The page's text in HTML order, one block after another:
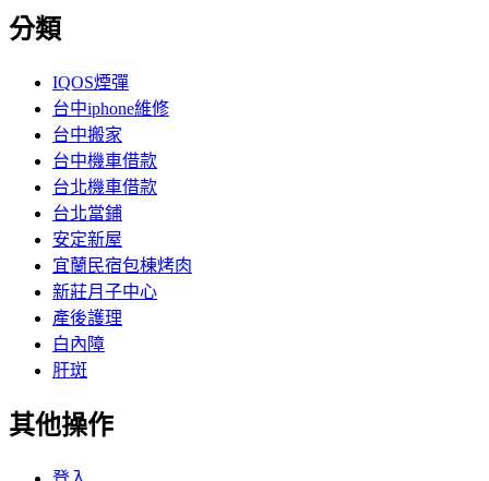
分類
IQOS煙彈
台中iphone維修
台中搬家
台中機車借款
台北機車借款
台北當鋪
安定新屋
宜蘭民宿包棟烤肉
新莊月子中心
產後護理
白內障
肝斑
其他操作